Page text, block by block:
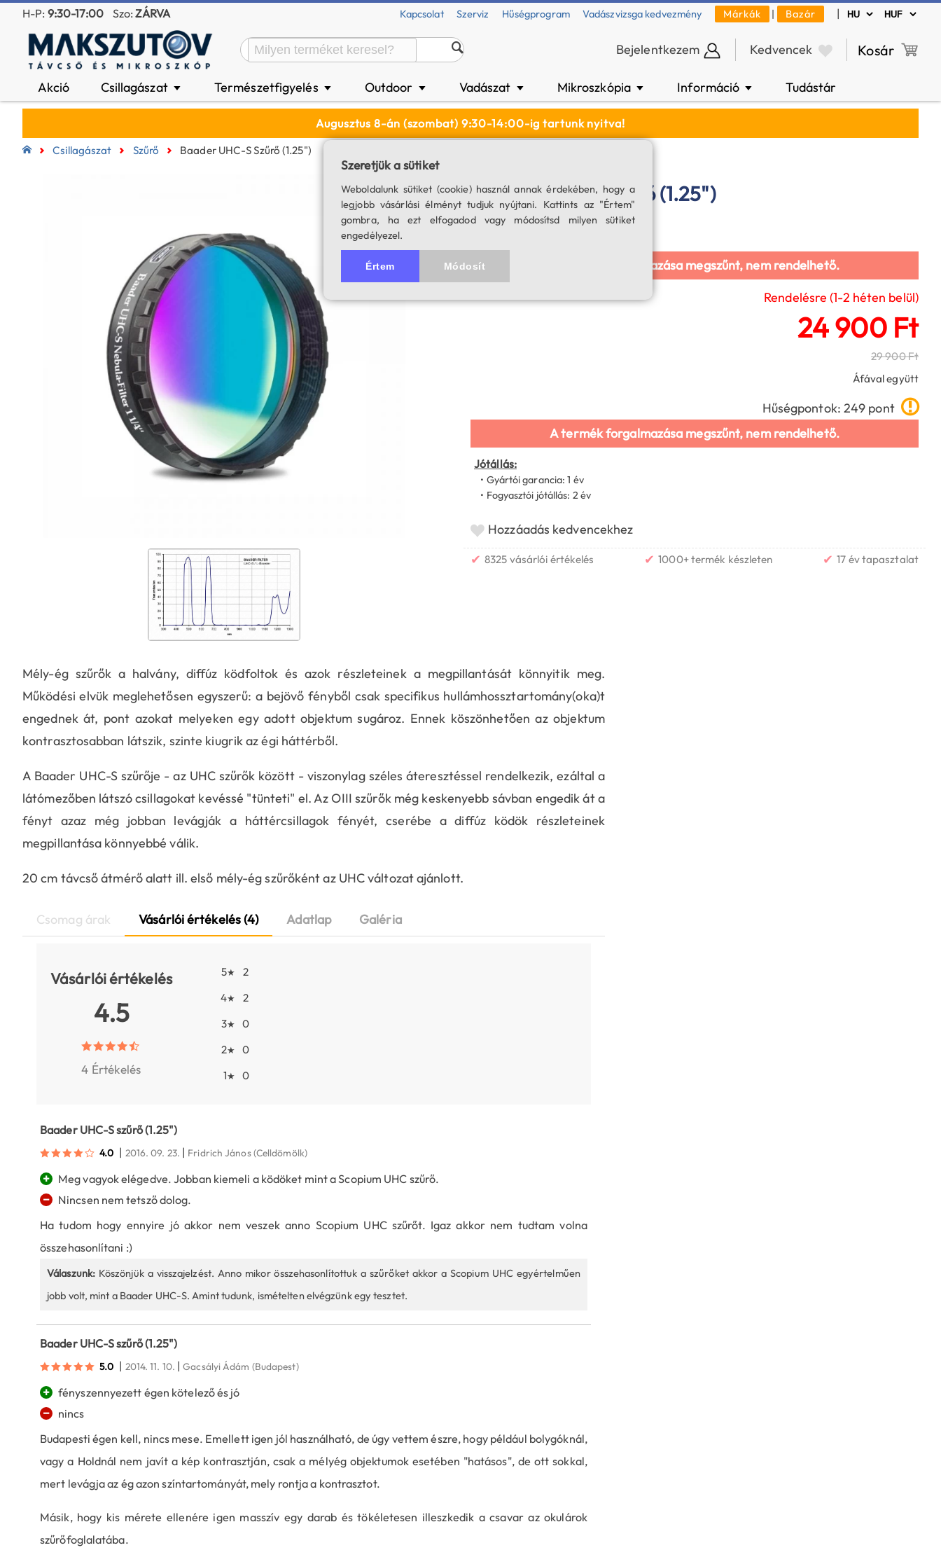
H-P: 9:30-17:00 Szo:ZÁRVA Kapcsolat Szerviz Hűségprogram Vadászvizsga kedvezmény Márkák | Bazár |
Bejelentkezem Kedvencek Kosár
Akció Csillagászat ▼ Természetfigyelés ▼ Outdoor ▼ Vadászat ▼ Mikroszkópia ▼ Információ ▼ Tudástár
Augusztus 8-án (szombat) 9:30-14:00-ig tartunk nyitva!
Csillagászat Szűrő Baader UHC-S Szűrő (1.25")
Baader UHC-S szűrő (1.25")
SKU: 00070
A termék forgalmazása megszűnt, nem rendelhető.
Rendelésre (1-2 héten belül)
24 900 Ft
29 900 Ft
Áfával együtt
Hűségpontok: 249 pont
A termék forgalmazása megszűnt, nem rendelhető.
Jótállás:
• Gyártói garancia: 1 év
• Fogyasztói jótállás: 2 év
Hozzáadás kedvencekhez
✔ 8325 vásárlói értékelés ✔ 1000+ termék készleten ✔ 17 év tapasztalat
Mély-ég szűrők a halvány, diffúz ködfoltok és azok részleteinek a megpillantását könnyitik meg.
Működési elvük meglehetősen egyszerű: a bejövő fényből csak specifikus hullámhossztartomány(oka)t
engednek át, pont azokat melyeken egy adott objektum sugároz. Ennek köszönhetően az objektum
kontrasztosabban látszik, szinte kiugrik az égi háttérből.
A Baader UHC-S szűrője - az UHC szűrők között - viszonylag széles áteresztéssel rendelkezik, ezáltal a
látómezőben látszó csillagokat kevéssé "tünteti" el. Az OIII szűrők még keskenyebb sávban engedik át a
fényt azaz még jobban levágják a háttércsillagok fényét, cserébe a diffúz ködök részleteinek
megpillantása könnyebbé válik.
20 cm távcső átmérő alatt ill. első mély-ég szűrőként az UHC változat ajánlott.
Csomag árak Vásárlói értékelés (4) Adatlap Galéria
Vásárlói értékelés
4.5
4 Értékelés
5★
2
4★
2
3★
0
2★
0
1★ 0
Baader UHC-S szűrő (1.25")
4.0 | 2016. 09. 23. | Fridrich János(Celldömölk)
+ Meg vagyok elégedve. Jobban kiemeli a ködöket mint a Scopium UHC szűrő.
−
Nincsen nem tetsző dolog.
Ha tudom hogy ennyire jó akkor nem veszek anno Scopium UHC szűrőt. Igaz akkor nem tudtam volna
összehasonlítani :)
Válaszunk: Köszönjük a visszajelzést. Anno mikor összehasonlítottuk a szűrőket akkor a Scopium UHC egyértelműen
jobb volt, mint a Baader UHC-S. Amint tudunk, ismételten elvégzünk egy tesztet.
Baader UHC-S szűrő (1.25")
5.0 | 2014. 11. 10. |Gacsályi Ádám (Budapest)
+ fényszennyezett égen kötelező és jó
−
nincs
Budapesti égen kell, nincs mese. Emellett igen jól használható, de úgy vettem észre, hogy például bolygóknál,
vagy a Holdnál nem javít a kép kontrasztján, csak a mélyég objektumok esetében "hatásos", de ott sokkal,
mert levágja az ég azon színtartományát, mely rontja a kontrasztot.
Másik, hogy kis mérete ellenére igen masszív egy darab és tökéletesen illeszkedik a csavar az okulárok
szűrőfoglalatába.
Szeretjük a sütiket
Weboldalunk sütiket (cookie) használ annak érdekében, hogy a
legjobb vásárlási élményt tudjuk nyújtani. Kattints az "Értem"
gombra, ha ezt elfogadod vagy módosítsd milyen sütiket
engedélyezel.
Értem Módosít